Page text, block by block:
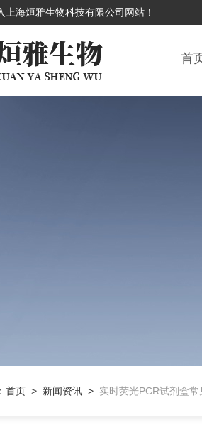
上海烜雅生物科技有限公司网站！
首
首页> 新闻资讯> 实时荧光PCR试剂盒